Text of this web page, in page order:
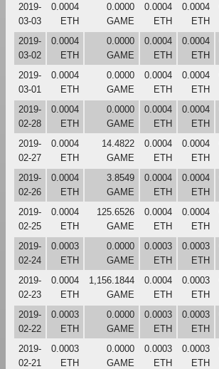
2019-
03-03
0.0004
ETH
0.0000
GAME
0.0004
ETH
0.0004
ETH
2019-
03-02
0.0004
ETH
0.0000
GAME
0.0004
ETH
0.0004
ETH
2019-
03-01
0.0004
ETH
0.0000
GAME
0.0004
ETH
0.0004
ETH
2019-
02-28
0.0004
ETH
0.0000
GAME
0.0004
ETH
0.0004
ETH
2019-
02-27
0.0004
ETH
14.4822
GAME
0.0004
ETH
0.0004
ETH
2019-
02-26
0.0004
ETH
3.8549
GAME
0.0004
ETH
0.0004
ETH
2019-
02-25
0.0004
ETH
125.6526
GAME
0.0004
ETH
0.0004
ETH
2019-
02-24
0.0003
ETH
0.0000
GAME
0.0003
ETH
0.0003
ETH
2019-
02-23
0.0004
ETH
1,156.1844
GAME
0.0004
ETH
0.0003
ETH
2019-
02-22
0.0003
ETH
0.0000
GAME
0.0003
ETH
0.0003
ETH
2019-
02-21
0.0003
ETH
0.0000
GAME
0.0003
ETH
0.0003
ETH